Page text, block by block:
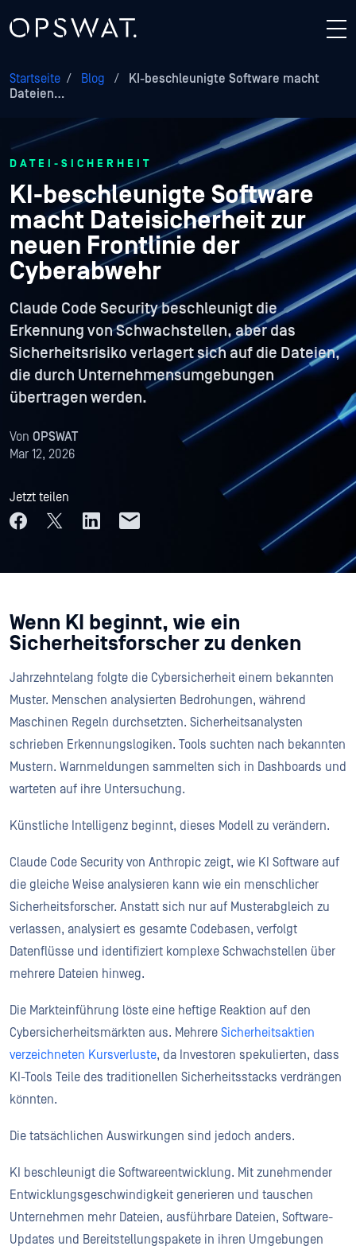
Startseite / Blog /
KI-beschleunigte Software macht
Dateien…
DATEI-SICHERHEIT
KI-beschleunigte Software
macht Dateisicherheit zur
neuen Frontlinie der
Cyberabwehr
Claude Code Security beschleunigt die
Erkennung von Schwachstellen, aber das
Sicherheitsrisiko verlagert sich auf die Dateien,
die durch Unternehmensumgebungen
übertragen werden.
Von OPSWAT
Mar 12, 2026
Jetzt teilen
Wenn KI beginnt, wie ein
Sicherheitsforscher zu denken
Jahrzehntelang folgte die Cybersicherheit einem bekannten
Muster. Menschen analysierten Bedrohungen, während
Maschinen Regeln durchsetzten. Sicherheitsanalysten
schrieben Erkennungslogiken. Tools suchten nach bekannten
Mustern. Warnmeldungen sammelten sich in Dashboards und
warteten auf ihre Untersuchung.
Künstliche Intelligenz beginnt, dieses Modell zu verändern.
Claude Code Security von Anthropic zeigt, wie KI Software auf
die gleiche Weise analysieren kann wie ein menschlicher
Sicherheitsforscher. Anstatt sich nur auf Musterabgleich zu
verlassen, analysiert es gesamte Codebasen, verfolgt
Datenflüsse und identifiziert komplexe Schwachstellen über
mehrere Dateien hinweg.
Die Markteinführung löste eine heftige Reaktion auf den
Cybersicherheitsmärkten aus. Mehrere Sicherheitsaktien
verzeichneten Kursverluste, da Investoren spekulierten, dass
KI-Tools Teile des traditionellen Sicherheitsstacks verdrängen
könnten.
Die tatsächlichen Auswirkungen sind jedoch anders.
KI beschleunigt die Softwareentwicklung. Mit zunehmender
Entwicklungsgeschwindigkeit generieren und tauschen
Unternehmen mehr Dateien, ausführbare Dateien, Software-
Updates und Bereitstellungspakete in ihren Umgebungen